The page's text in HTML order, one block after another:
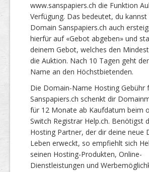
www.sanspapiers.ch die Funktion
Verfügung. Das bedeutet, du kannst
Domain Sanspapiers.ch auch
hierfür auf «Gebot abgeben» und
deinem Gebot, welches den
die Auktion. Nach 10 Tagen geht
Name an den Höchstbietenden.
Die Domain-Name Hosting Gebühr
Sanspapiers.ch schenkt dir
für 12 Monate ab Kaufdatum beim
Switch Registrar Help.ch. Benötigst
Hosting Partner, der dir deine neue
Leben erweckt, so empfiehlt sich
seinen Hosting-Produkten, Online-
Dienstleistungen und